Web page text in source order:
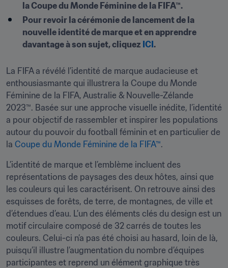
la Coupe du Monde Féminine de la FIFA™.
Pour revoir la cérémonie de lancement de la
nouvelle identité de marque et en apprendre
davantage à son sujet, cliquez ICI .
La FIFA a révélé l’identité de marque audacieuse et
enthousiasmante qui illustrera la Coupe du Monde
Féminine de la FIFA, Australie & Nouvelle-Zélande
2023™. Basée sur une approche visuelle inédite, l’identité
a pour objectif de rassembler et inspirer les populations
autour du pouvoir du football féminin et en particulier de
la Coupe du Monde Féminine de la FIFA™.
L’identité de marque et l’emblème incluent des
représentations de paysages des deux hôtes, ainsi que
les couleurs qui les caractérisent. On retrouve ainsi des
esquisses de forêts, de terre, de montagnes, de ville et
d’étendues d’eau. L’un des éléments clés du design est un
motif circulaire composé de 32 carrés de toutes les
couleurs. Celui-ci n’a pas été choisi au hasard, loin de là,
puisqu’il illustre l’augmentation du nombre d’équipes
participantes et reprend un élément graphique très